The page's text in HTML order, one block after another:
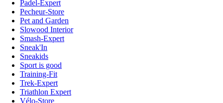
Padel-Expert
Pecheur-Store
Pet and Garden
Slowood Interior
Smash-Expert
Sneak'In
Sneakids
Sport is good
Training-Fit
Trek-Expert
Triathlon Expert
Vélo-Store